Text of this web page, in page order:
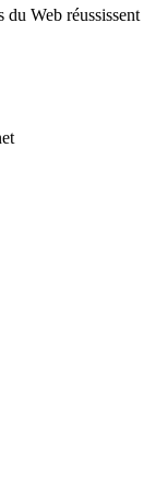
du Web réussissent